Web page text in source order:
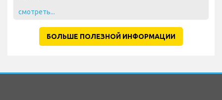
смотреть...
БОЛЬШЕ ПОЛЕЗНОЙ ИНФОРМАЦИИ